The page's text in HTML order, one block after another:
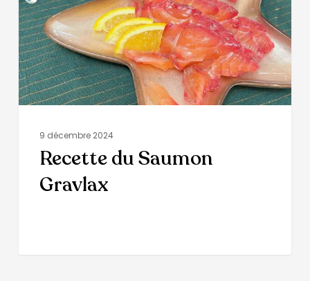
9 décembre 2024
Recette du Saumon
Gravlax